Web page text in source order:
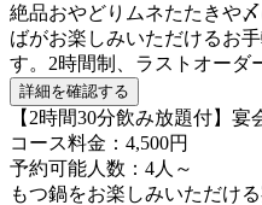
絶品おやどりムネたたきや
ばがお楽しみいただけるお
す。2時間制、ラストオーダ
詳細を確認する
【2時間30分飲み放題付】
コース料金：4,500円
予約可能人数：4人～
もつ鍋をお楽しみいただけ